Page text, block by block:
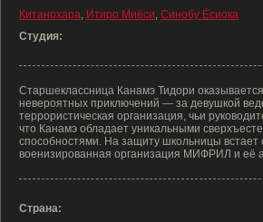
Китанохара, Итиро Миёси, Синобу Ёсиока
Студия:
Старшеклассница Канамэ Тидори
невероятных приключений — за девушкой
террористическая организация, чьи
что Канамэ обладает уникальными
способностями. На защиту школьницы встает
военизированная организация МИФРИЛ и её
Страна: